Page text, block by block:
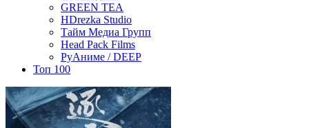
GREEN TEA
HDrezka Studio
Тайм Медиа Групп
Head Pack Films
РуАниме / DEEP
Топ 100